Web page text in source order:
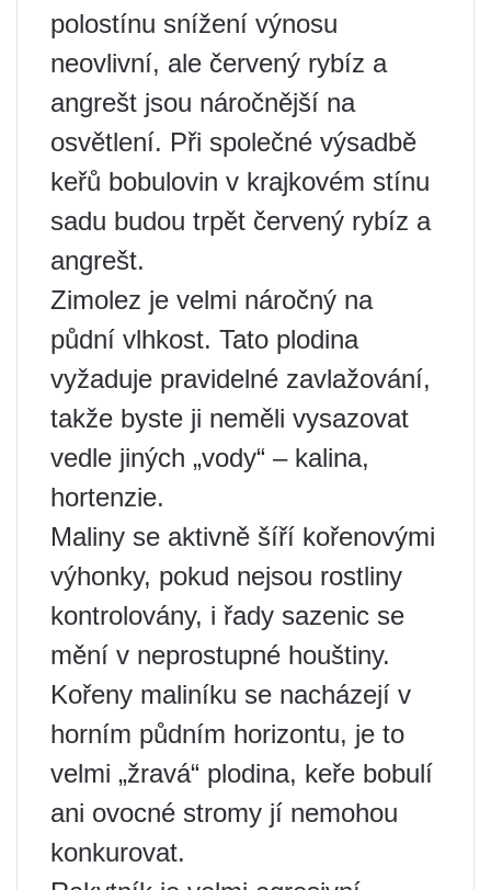
polostínu snížení výnosu
neovlivní, ale červený rybíz a
angrešt jsou náročnější na
osvětlení. Při společné výsadbě
keřů bobulovin v krajkovém stínu
sadu budou trpět červený rybíz a
angrešt.
Zimolez je velmi náročný na
půdní vlhkost. Tato plodina
vyžaduje pravidelné zavlažování,
takže byste ji neměli vysazovat
vedle jiných „vody“ – kalina,
hortenzie.
Maliny se aktivně šíří kořenovými
výhonky, pokud nejsou rostliny
kontrolovány, i řady sazenic se
mění v neprostupné houštiny.
Kořeny maliníku se nacházejí v
horním půdním horizontu, je to
velmi „žravá“ plodina, keře bobulí
ani ovocné stromy jí nemohou
konkurovat.